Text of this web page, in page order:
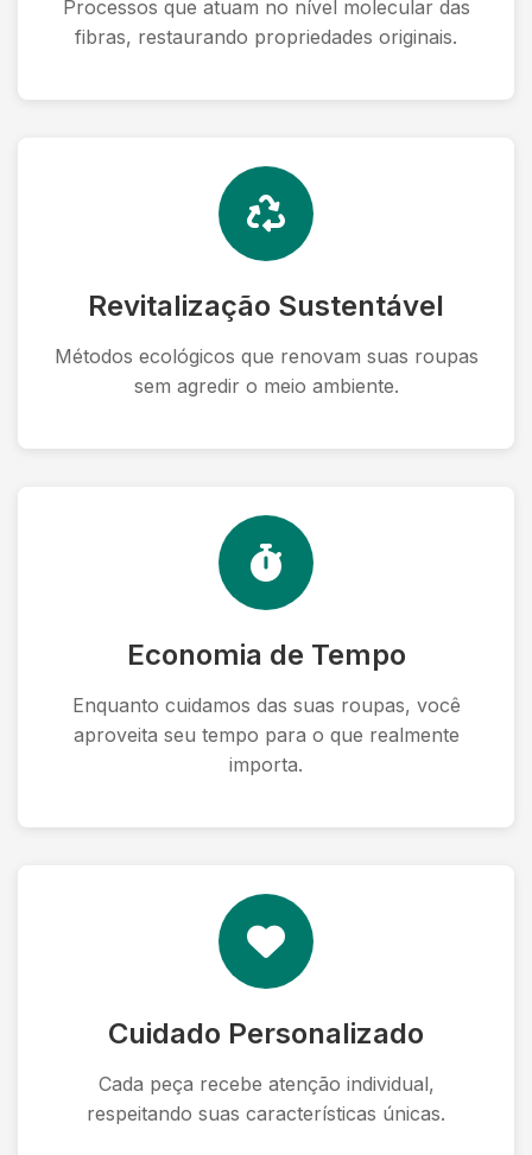
Processos que atuam no nível molecular das
fibras, restaurando propriedades originais.
Revitalização Sustentável
Métodos ecológicos que renovam suas roupas
sem agredir o meio ambiente.
Economia de Tempo
Enquanto cuidamos das suas roupas, você
aproveita seu tempo para o que realmente
importa.
Cuidado Personalizado
Cada peça recebe atenção individual,
respeitando suas características únicas.